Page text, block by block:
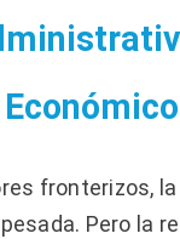
fronterizos,
Pero la